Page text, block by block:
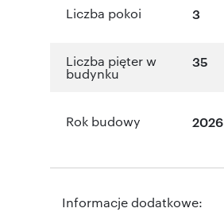
Liczba pokoi 3
Liczba pięter w
budynku
35
Rok budowy 2026
Informacje dodatkowe: